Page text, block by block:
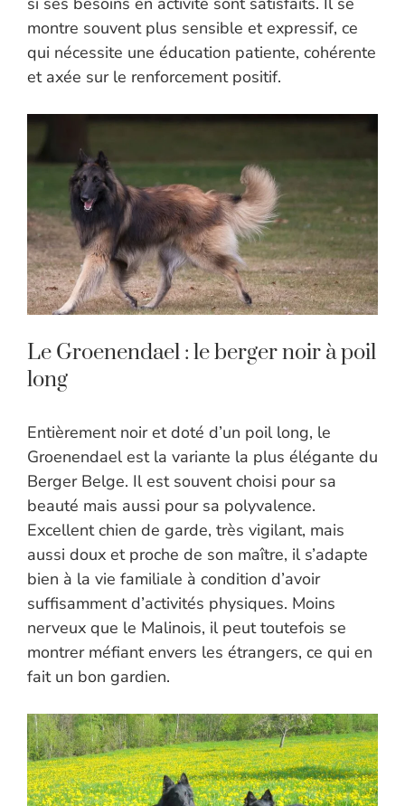
montre souvent plus sensible et expressif, ce
qui nécessite une éducation patiente, cohérente
et axée sur le renforcement positif.
Le Groenendael : le berger noir à poil
long
Entièrement noir et doté d’un poil long, le
Groenendael est la variante la plus élégante du
Berger Belge. Il est souvent choisi pour sa
beauté mais aussi pour sa polyvalence.
Excellent chien de garde, très vigilant, mais
aussi doux et proche de son maître, il s’adapte
bien à la vie familiale à condition d’avoir
suffisamment d’activités physiques. Moins
nerveux que le Malinois, il peut toutefois se
montrer méfiant envers les étrangers, ce qui en
fait un bon gardien.